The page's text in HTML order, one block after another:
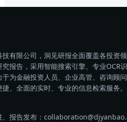
有限公司，洞见研报全面覆盖各投资
报告，采用智能搜索引擎、专业OCR
为金融投资人员、企业高管、咨询顾
、全面的实时、专业的信息检索服务
、报告发布：